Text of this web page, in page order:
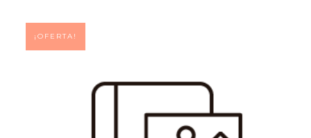
¡OFERTA!